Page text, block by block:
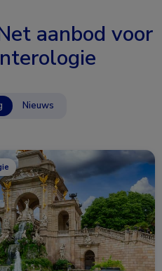
aanbod voor
Nieuws